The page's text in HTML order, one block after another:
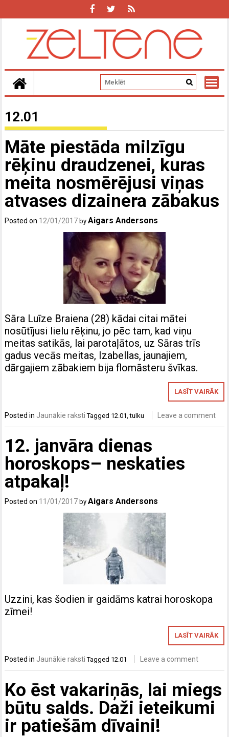
12.01
Māte piestāda milzīgu
rēķinu draudzenei, kuras
meita nosmērējusi viņas
atvases dizainera zābakus
Posted on 12/01/2017 byAigars Andersons
Sāra Luīze Braiena (28) kādai citai mātei
nosūtījusi lielu rēķinu, jo pēc tam, kad viņu
meitas satikās, lai parotaļātos, uz Sāras trīs
gadus vecās meitas, Izabellas, jaunajiem,
dārgajiem zābakiem bija flomāsteru švīkas.
LASĪT VAIRĀK
Posted in Jaunākie raksti Tagged 12.01 ,tulku Leave a comment
12. janvāra dienas
horoskops– neskaties
atpakaļ!
Posted on 11/01/2017 byAigars Andersons
Uzzini, kas šodien ir gaidāms katrai horoskopa
zīmei!
LASĪT VAIRĀK
Posted in Jaunākie raksti Tagged 12.01 Leave a comment
Ko ēst vakariņās, lai miegs
būtu salds. Daži ieteikumi
ir patiešām dīvaini!